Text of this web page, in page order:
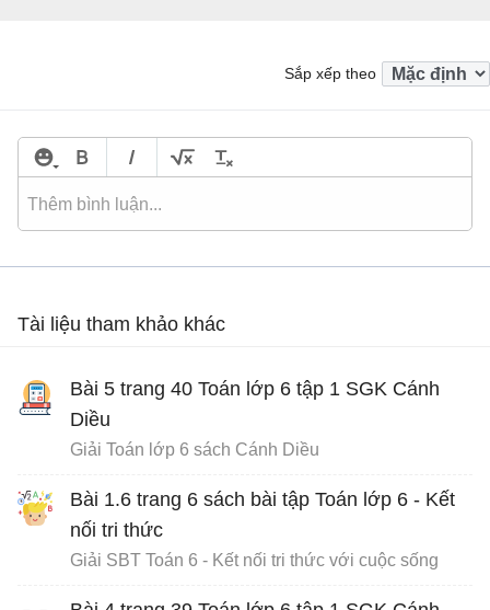
Sắp xếp theo
Tài liệu tham khảo khác
Bài 5 trang 40 Toán lớp 6 tập 1 SGK Cánh
Diều
Giải Toán lớp 6 sách Cánh Diều
Bài 1.6 trang 6 sách bài tập Toán lớp 6 - Kết
nối tri thức
Giải SBT Toán 6 - Kết nối tri thức với cuộc sống